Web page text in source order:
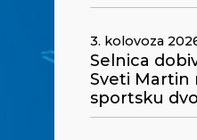
3. kolovoza
Selnica
Sveti Martin
sportsku